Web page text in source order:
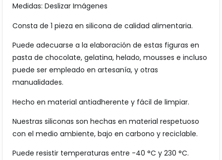
Medidas: Deslizar Imágenes
Consta de 1 pieza en silicona de calidad alimentaria.
Puede adecuarse a la elaboración de estas figuras en
pasta de chocolate, gelatina, helado, mousses e incluso
puede ser empleado en artesanía, y otras
manualidades.
Hecho en material antiadherente y fácil de limpiar.
Nuestras siliconas son hechas en material respetuoso
con el medio ambiente, bajo en carbono y reciclable.
Puede resistir temperaturas entre -40 °C y 230 °C.